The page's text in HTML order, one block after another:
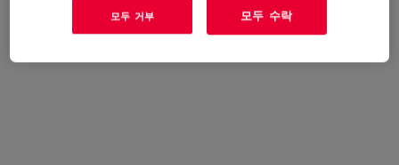
모두 거부 모두 수락